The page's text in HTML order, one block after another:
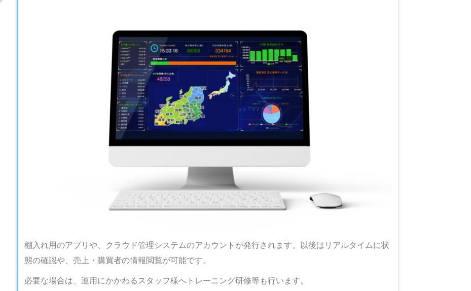
棚入れ用のアプリや、クラウド管理システムのアカウントが発行されます。以後はリアルタイムに状
態の確認や、売上・購買者の情報閲覧が可能です。
必要な場合は、運用にかかわるスタッフ様へトレーニング研修等も行います。